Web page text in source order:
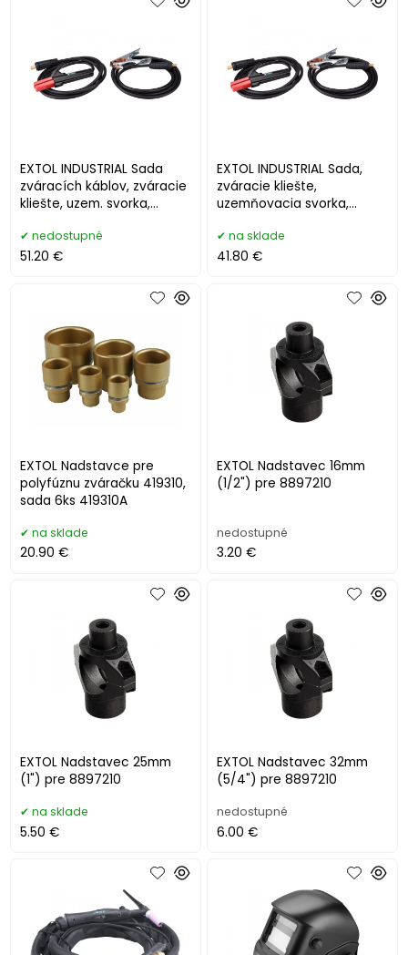
EXTOL INDUSTRIAL Sada
zváracích káblov, zváracie
kliešte, uzem. svorka,
8798222
nedostupné
51.20 €
EXTOL INDUSTRIAL Sada,
zváracie kliešte,
uzemňovacia svorka,
8798221
na sklade
41.80 €
EXTOL Nadstavce pre
polyfúznu zváračku 419310,
sada 6ks 419310A
na sklade
20.90 €
EXTOL Nadstavec 16mm
(1/2") pre 8897210
nedostupné
3.20 €
EXTOL Nadstavec 25mm
(1") pre 8897210
na sklade
5.50 €
EXTOL Nadstavec 32mm
(5/4") pre 8897210
nedostupné
6.00 €